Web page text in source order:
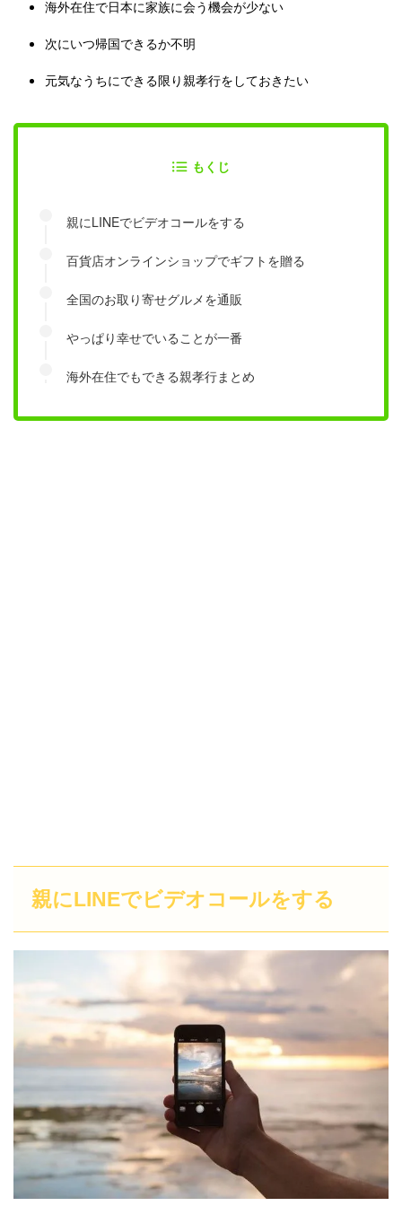
海外在住で日本に家族に会う機会が少ない
次にいつ帰国できるか不明
元気なうちにできる限り親孝行をしておきたい
もくじ
親にLINEでビデオコールをする
百貨店オンラインショップでギフトを贈る
全国のお取り寄せグルメを通販
やっぱり幸せでいることが一番
海外在住でもできる親孝行まとめ
親にLINEでビデオコールをする